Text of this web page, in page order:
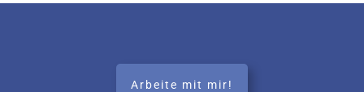
Arbeite mit mir!